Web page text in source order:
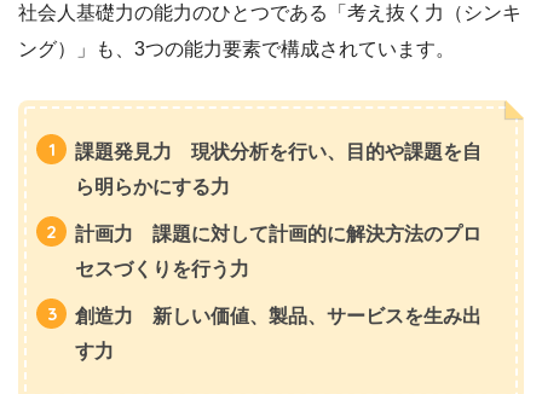
社会人基礎力の能力のひとつである「考え抜く力（シンキ
ング）」も、3つの能力要素で構成されています。
課題発見力 現状分析を行い、目的や課題を自
ら明らかにする力
計画力 課題に対して計画的に解決方法のプロ
セスづくりを行う力
創造力 新しい価値、製品、サービスを生み出
す力